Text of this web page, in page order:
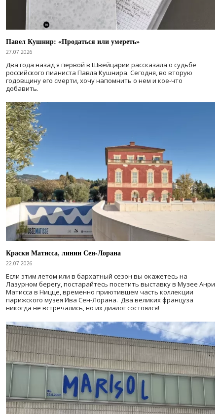
Павел Кушнир: «Продаться или умереть»
27.07.2026
Два года назад я первой в Швейцарии рассказала о судьбе
российского пианиста Павла Кушнира. Сегодня, во вторую
годовщину его смерти, хочу напомнить о нем и кое-что
добавить.
Краски Матисса, линии Сен-Лорана
22.07.2026
Если этим летом или в бархатный сезон вы окажетесь на
Лазурном берегу, постарайтесь посетить выставку в Музее Анри
Матисса в Ницце, временно приютившем часть коллекции
парижского музея Ива Сен-Лорана. Два великих француза
никогда не встречались, но их диалог состоялся!